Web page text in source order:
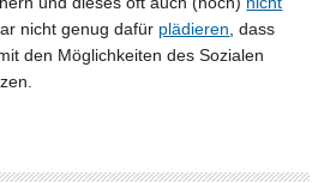
nicht genug dafür plädieren, dass
den Möglichkeiten des Sozialen